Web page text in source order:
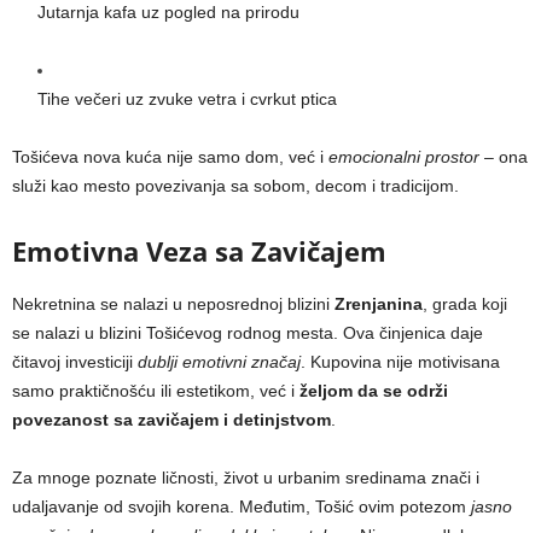
Jutarnja kafa uz pogled na prirodu
Tihe večeri uz zvuke vetra i cvrkut ptica
Tošićeva nova kuća nije samo dom, već i emocionalni prostor – ona
služi kao mesto povezivanja sa sobom, decom i tradicijom.
Emotivna Veza sa Zavičajem
Nekretnina se nalazi u neposrednoj blizini Zrenjanina , grada koji
se nalazi u blizini Tošićevog rodnog mesta. Ova činjenica daje
čitavoj investiciji dublji emotivni značaj. Kupovina nije motivisana
samo praktičnošću ili estetikom, već i željom da se održi
povezanost sa zavičajem i detinjstvom
Za mnoge poznate ličnosti, život u urbanim sredinama znači i
udaljavanje od svojih korena. Međutim, Tošić ovim potezom jasno